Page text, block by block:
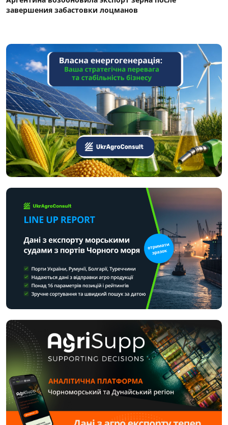
завершения забастовки лоцманов